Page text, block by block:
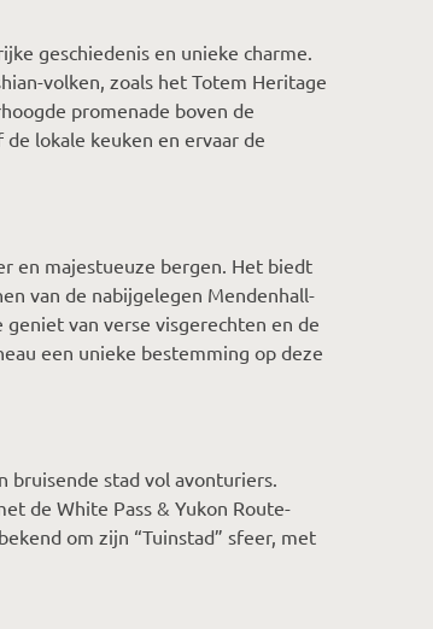
geschiedenis en unieke charme.
volken, zoals het Totem Heritage
promenade boven de
lokale keuken en ervaar de
en majestueuze bergen. Het biedt
van de nabijgelegen Mendenhall-
van verse visgerechten en de
een unieke bestemming op deze
bruisende stad vol avonturiers.
de White Pass & Yukon Route-
om zijn “Tuinstad” sfeer, met